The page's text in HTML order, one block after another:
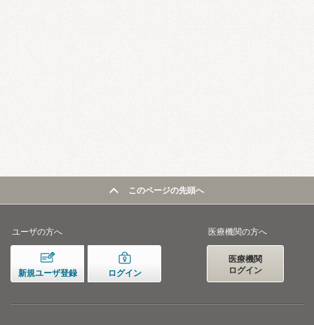
このページの先頭へ
ユーザの方へ
新規ユーザ登録 ログイン
医療機関の方へ
医療機関
ログイン